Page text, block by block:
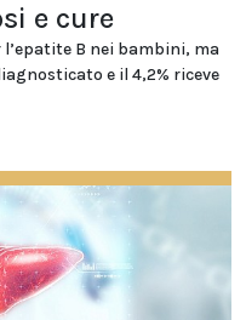
e cure
B nei bambini, ma
e il 4,2% riceve